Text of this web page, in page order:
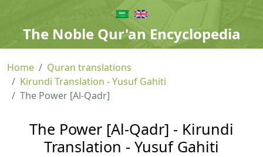
The Noble Qur'an Encyclopedia
Home
Quran translations
Kirundi Translation - Yusuf Gahiti
The Power [Al-Qadr]
The Power [Al-Qadr] - Kirundi
Translation - Yusuf Gahiti